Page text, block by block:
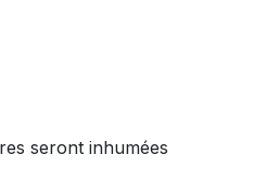
seront inhumées